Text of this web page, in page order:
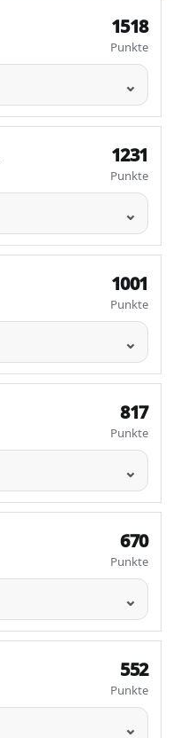
1518
Punkte
1231
Punkte
1001
Punkte
817
Punkte
670
Punkte
552
Punkte